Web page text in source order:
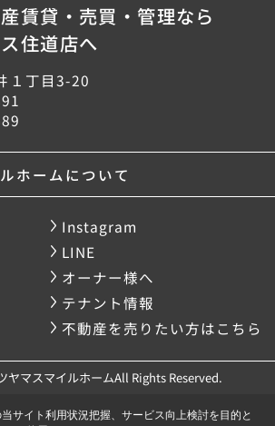
賃貸・売買・管理なら
住道店へ
１丁目3-20
ホームについて
Instagram
LINE
オーナー様へ
テナント情報
不動産を売りたい方はこちら
ヤマスマイルホームAll Rights Reserved.
サイト利用状況把握、サービス向上検討を目的と